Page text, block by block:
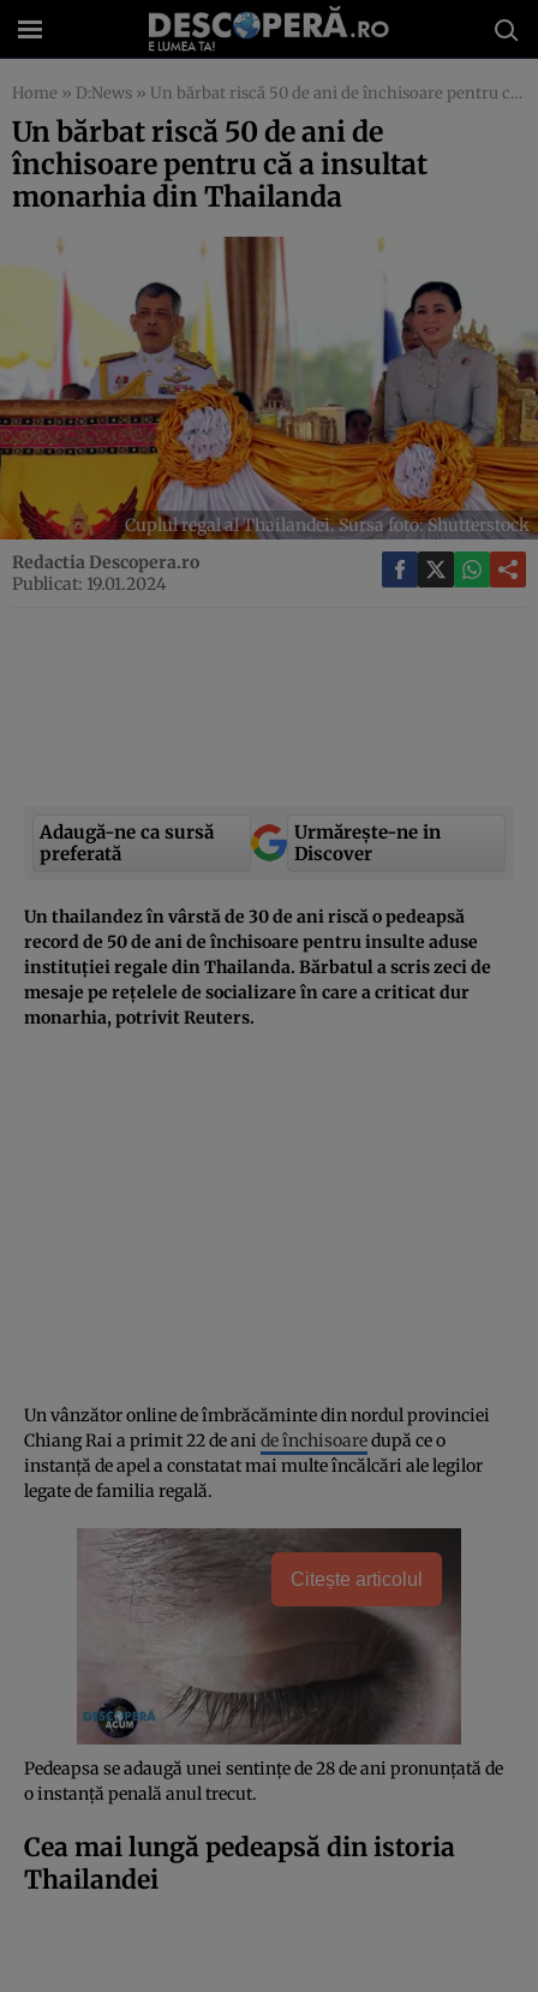
Home » D:News » Un bărbat riscă 50 de ani de închisoare pentru că a insultat monarhia din Thailanda
Un bărbat riscă 50 de ani de
închisoare pentru că a insultat
monarhia din Thailanda
Cuplul regal al Thailandei. Sursa foto: Shutterstock
Redactia Descopera.ro
Publicat: 19.01.2024
Adaugă-ne ca sursă
preferată
Urmărește-ne in
Discover
Un thailandez în vârstă de 30 de ani riscă o pedeapsă
record de 50 de ani de închisoare pentru insulte aduse
instituției regale din Thailanda. Bărbatul a scris zeci de
mesaje pe rețelele de socializare în care a criticat dur
monarhia, potrivit Reuters.
Un vânzător online de îmbrăcăminte din nordul provinciei
Chiang Rai a primit 22 de ani de închisoaredupă ce o
instanță de apel a constatat mai multe încălcări ale legilor
legate de familia regală.
Citește articolul
Pedeapsa se adaugă unei sentințe de 28 de ani pronunțată de
o instanță penală anul trecut.
Cea mai lungă pedeapsă din istoria
Thailandei